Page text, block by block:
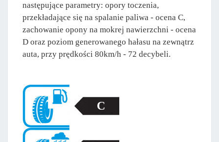
następujące parametry: opory toczenia,
przekładające się na spalanie paliwa - ocena C,
zachowanie opony na mokrej nawierzchni - ocena
D oraz poziom generowanego hałasu na zewnątrz
auta, przy prędkości 80km/h - 72 decybeli.
C